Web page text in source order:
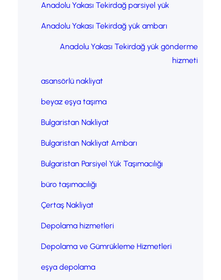
Anadolu Yakası Tekirdağ parsiyel yük
Anadolu Yakası Tekirdağ yük ambarı
Anadolu Yakası Tekirdağ yük gönderme
hizmeti
asansörlü nakliyat
beyaz eşya taşıma
Bulgaristan Nakliyat
Bulgaristan Nakliyat Ambarı
Bulgaristan Parsiyel Yük Taşımacılığı
büro taşımacılığı
Çertaş Nakliyat
Depolama hizmetleri
Depolama ve Gümrükleme Hizmetleri
eşya depolama